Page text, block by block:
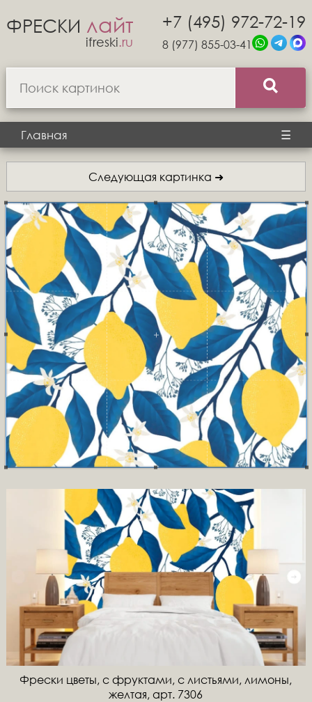
ФРЕСКИ лайт
ifreski.ru
+7 (495) 972-72-19
8 (977) 855-03-41
Главная ☰
Следующая картинка ➜
Фрески цветы, с фруктами, с листьями, лимоны,
желтая, арт. 7306